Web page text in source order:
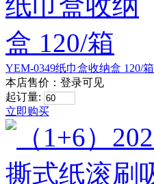
YEM-0349纸巾盒收纳盒 120/箱
本店售价： 登录可见
起订量:
立即购买